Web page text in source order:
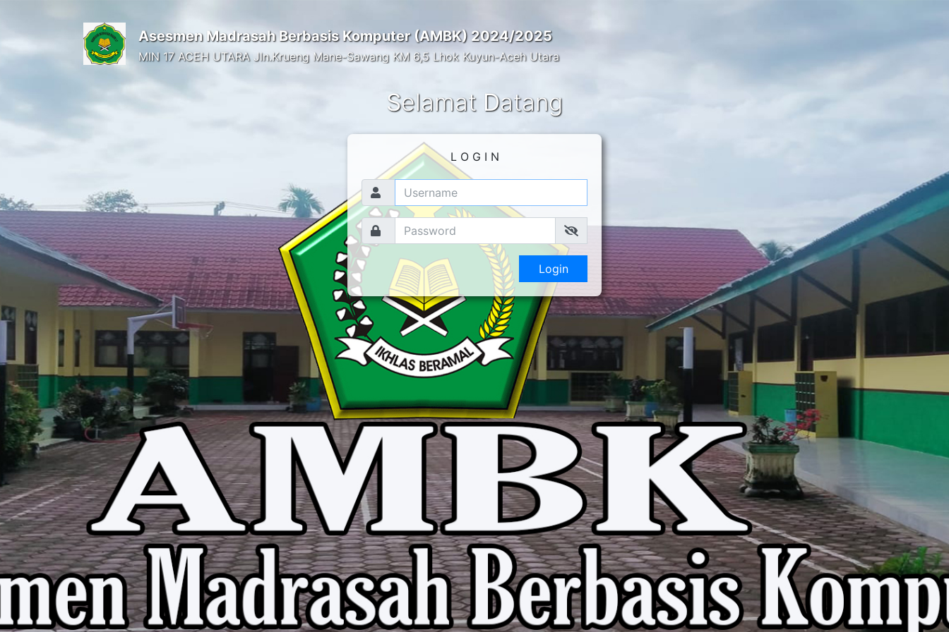
Asesmen Madrasah Berbasis Komputer (AMBK) 2024/2025
MIN 17 ACEH UTARA Jln.Krueng Mane-Sawang KM 6,5 Lhok Kuyun-Aceh Utara
Selamat Datang
L O G I N